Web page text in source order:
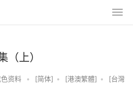
（上）
色资料 • [简体] • [港澳繁體] •
[台灣